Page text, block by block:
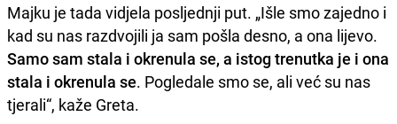
Majku je tada vidjela posljednji put. „Išle smo zajedno i
kad su nas razdvojili ja sam pošla desno, a ona lijevo.
Samo sam stala i okrenula se, a istog trenutka je i ona
stala i okrenula se. Pogledale smo se, ali već su nas
tjerali“, kaže Greta.